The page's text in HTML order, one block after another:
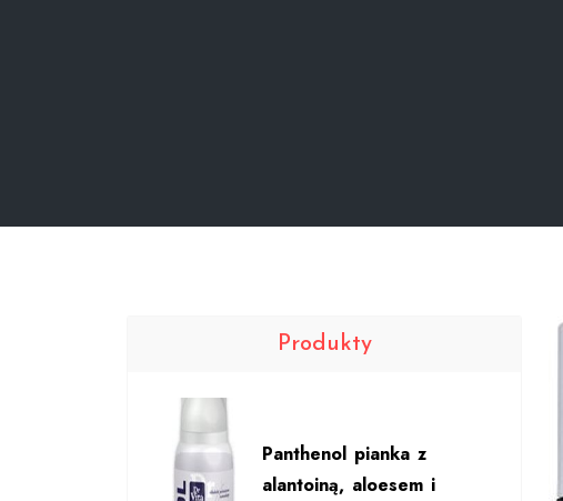
Produkty
Panthenol pianka z
alantoiną, aloesem i